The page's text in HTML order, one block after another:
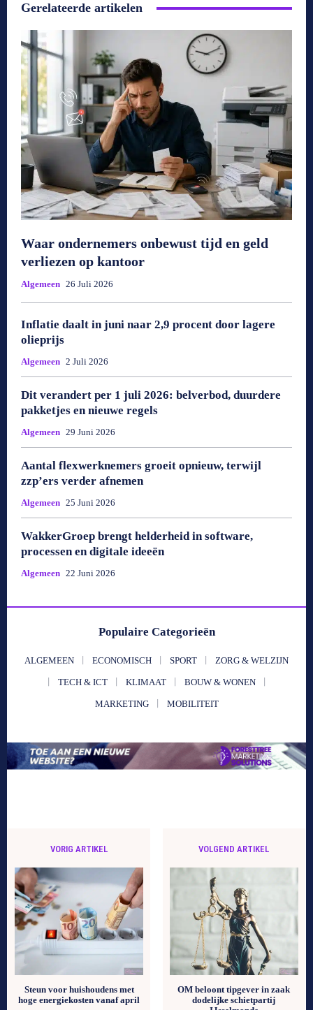
Gerelateerde artikelen
Waar ondernemers onbewust tijd en geld
verliezen op kantoor
Algemeen 26 Juli 2026
Inflatie daalt in juni naar 2,9 procent door lagere
olieprijs
Algemeen 2 Juli 2026
Dit verandert per 1 juli 2026: belverbod, duurdere
pakketjes en nieuwe regels
Algemeen 29 Juni 2026
Aantal flexwerknemers groeit opnieuw, terwijl
zzp’ers verder afnemen
Algemeen 25 Juni 2026
WakkerGroep brengt helderheid in software,
processen en digitale ideeën
Algemeen 22 Juni 2026
Populaire Categorieën
ALGEMEEN ECONOMISCH SPORT ZORG & WELZIJN
TECH & ICT KLIMAAT BOUW & WONEN
MARKETING MOBILITEIT
VORIG ARTIKEL
Steun voor huishoudens met
hoge energiekosten vanaf april
VOLGEND ARTIKEL
OM beloont tipgever in zaak
dodelijke schietpartij